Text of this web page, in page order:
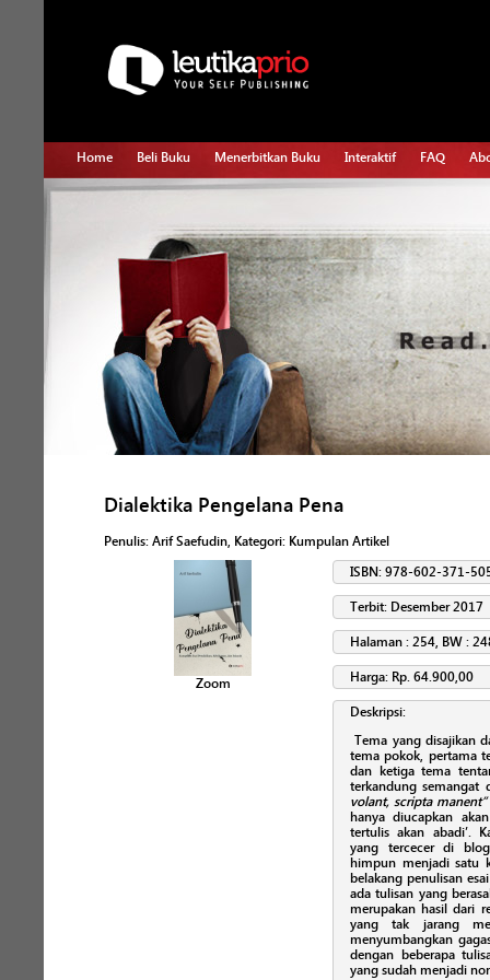
Home Beli Buku Menerbitkan Buku Interaktif FAQ
Dialektika Pengelana Pena
Penulis: Arif Saefudin, Kategori: Kumpulan Artikel
Zoom
ISBN: 978-602-371-
Terbit: Desember 2017
Halaman : 254, BW :
Harga: Rp. 64.900,00
Deskripsi:
Tema yang disajikan
tema pokok, pertama
dan ketiga tema
terkandung semangat
volant, scripta manent”
hanya diucapkan
tertulis akan abadi’.
yang tercecer di
himpun menjadi satu
belakang penulisan
ada tulisan yang
merupakan hasil dari
yang tak jarang
menyumbangkan
dengan beberapa
yang sudah menjadi